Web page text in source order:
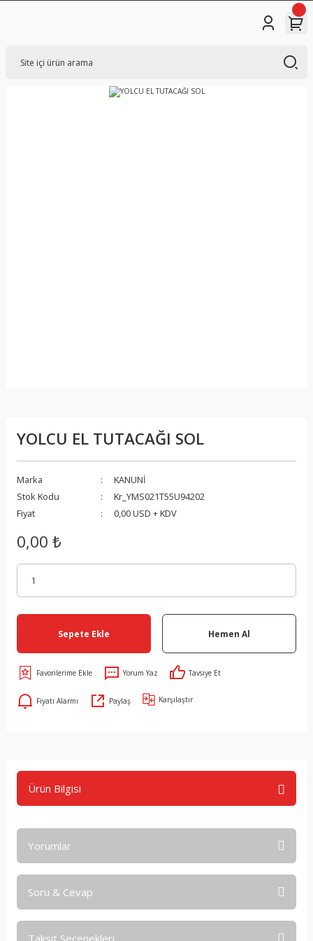
YOLCU EL TUTACAĞI SOL
Marka
KANUNİ
Stok Kodu
Kr_YMS021T55U94202
Fiyat
0,00 USD + KDV
0,00 ₺
Sepete Ekle Hemen Al
Yorum Yaz Tavsiye Et
Fiyatı Alarmı Paylaş Karşılaştır
Ürün Bilgisi
Yorumlar
Soru & Cevap
Taksit Seçenekleri